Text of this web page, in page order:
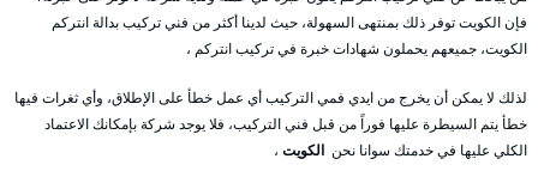
فإن الكويت توفر ذلك بمنتهى السهولة، حيث لدينا أكثر من فني تركيب بدالة انتركم
الكويت، جميعهم يحملون شهادات خبرة في تركيب انتركم ،
لذلك لا يمكن أن يخرج من ايدي فمي التركيب أي عمل خطأ على الإطلاق، وأي ثغرات فيها
خطأ يتم السيطرة عليها فوراً من قبل فني التركيب، فلا يوجد شركة بإمكانك الاعتماد
الكلي عليها في خدمتك سوانا نحن الكويت ،